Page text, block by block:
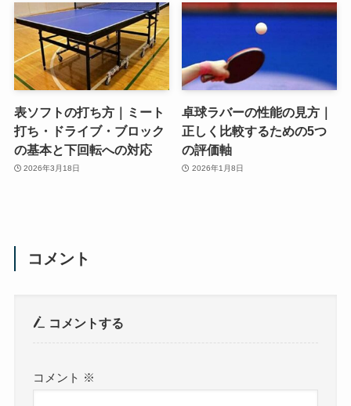
表ソフトの打ち方｜ミート
打ち・ドライブ・ブロック
の基本と下回転への対応
2026年3月18日
卓球ラバーの性能の見方｜
正しく比較するための5つ
の評価軸
2026年1月8日
コメント
コメントする
コメント ※